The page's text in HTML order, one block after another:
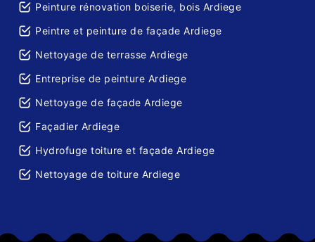
Peinture rénovation boiserie, bois Ardiege
Peintre et peinture de façade Ardiege
Nettoyage de terrasse Ardiege
Entreprise de peinture Ardiege
Nettoyage de façade Ardiege
Façadier Ardiege
Hydrofuge toiture et façade Ardiege
Nettoyage de toiture Ardiege